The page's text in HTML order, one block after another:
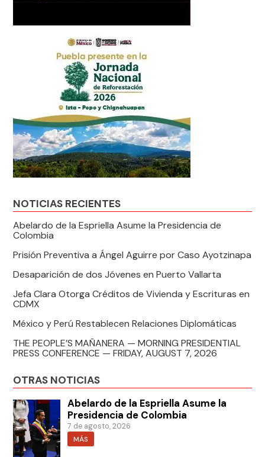
NOTICIAS RECIENTES
Abelardo de la Espriella Asume la Presidencia de
Colombia
Prisión Preventiva a Ángel Aguirre por Caso Ayotzinapa
Desaparición de dos Jóvenes en Puerto Vallarta
Jefa Clara Otorga Créditos de Vivienda y Escrituras en
CDMX
México y Perú Restablecen Relaciones Diplomáticas
THE PEOPLE’S MAÑANERA — MORNING PRESIDENTIAL
PRESS CONFERENCE — FRIDAY, AUGUST 7, 2026
OTRAS NOTICIAS
Abelardo de la Espriella Asume la
Presidencia de Colombia
7 de agosto, 2026
MÁS